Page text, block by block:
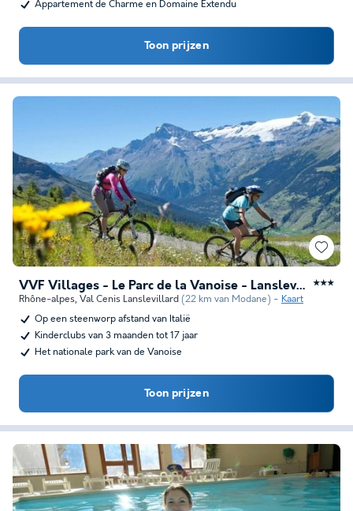
Appartement de Charme en Domaine Extendu
Toon prijzen
VVF Villages - Le Parc de la Vanoise - Lanslevillard ★★★
Rhône-alpes, Val Cenis Lanslevillard (22 km van Modane)
Kaart
Op een steenworp afstand van Italië
Kinderclubs van 3 maanden tot 17 jaar
Het nationale park van de Vanoise
Toon prijzen